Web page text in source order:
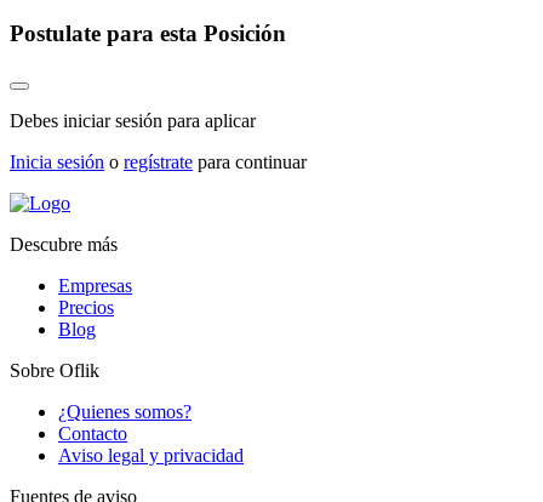
Postulate para esta Posición
Debes iniciar sesión para aplicar
Inicia sesión o regístrate para continuar
Descubre más
Empresas
Precios
Blog
Sobre Oflik
¿Quienes somos?
Contacto
Aviso legal y privacidad
Fuentes de aviso